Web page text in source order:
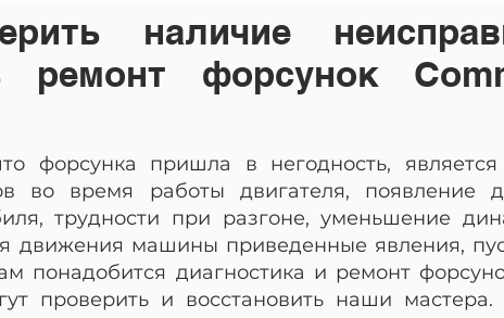
наличие
ремонт форсунок
форсунка пришла в негодность, является
во время работы двигателя, появление
трудности при разгоне, уменьшение
движения машины приведенные явления,
понадобится диагностика и ремонт
проверить и восстановить наши